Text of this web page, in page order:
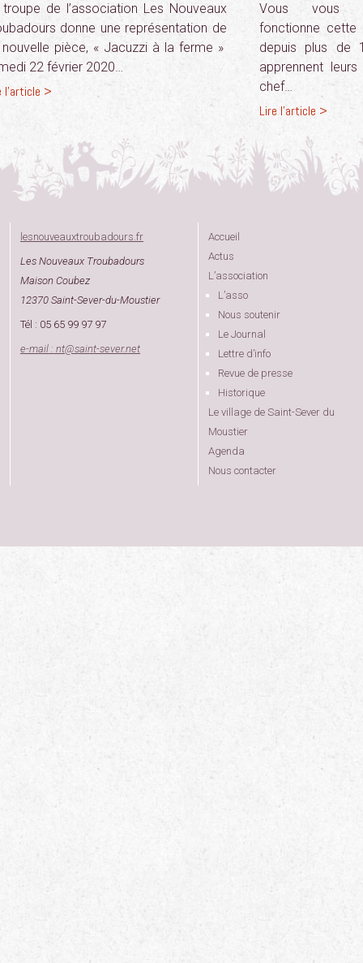
de l’association Les Nouveaux
donne une représentation de
pièce, « Jacuzzi à la ferme »
22 février 2020…
l'article >
Vous vous
fonctionne cette
depuis plus de
apprennent
chef…
Lire l'article >
lesnouveauxtroubadours.fr
Les Nouveaux Troubadours
Maison Coubez
12370 Saint-Sever-du-Moustier
Tél : 05 65 99 97 97
e-mail : nt@saint-sever.net
Accueil
Actus
L’association
L’asso
Nous soutenir
Le Journal
Lettre d’info
Revue de presse
Historique
Le village de Saint-Sever du
Moustier
Agenda
Nous contacter